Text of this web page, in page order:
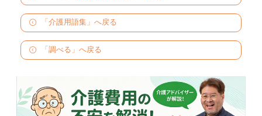
「介護用語集」へ戻る
「調べる」へ戻る